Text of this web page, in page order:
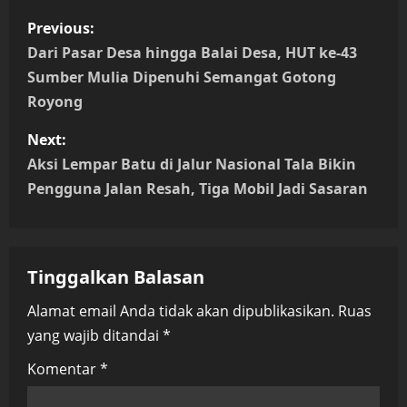
P
o
s
t
n
i
g
a
Previous:
Dari Pasar Desa hingga Balai Desa, HUT ke-43
Sumber Mulia Dipenuhi Semangat Gotong
Royong
Next:
Aksi Lempar Batu di Jalur Nasional Tala Bikin
Pengguna Jalan Resah, Tiga Mobil Jadi Sasaran
Tinggalkan Balasan
Alamat email Anda tidak akan dipublikasikan. Ruas
yang wajib ditandai *
Komentar*